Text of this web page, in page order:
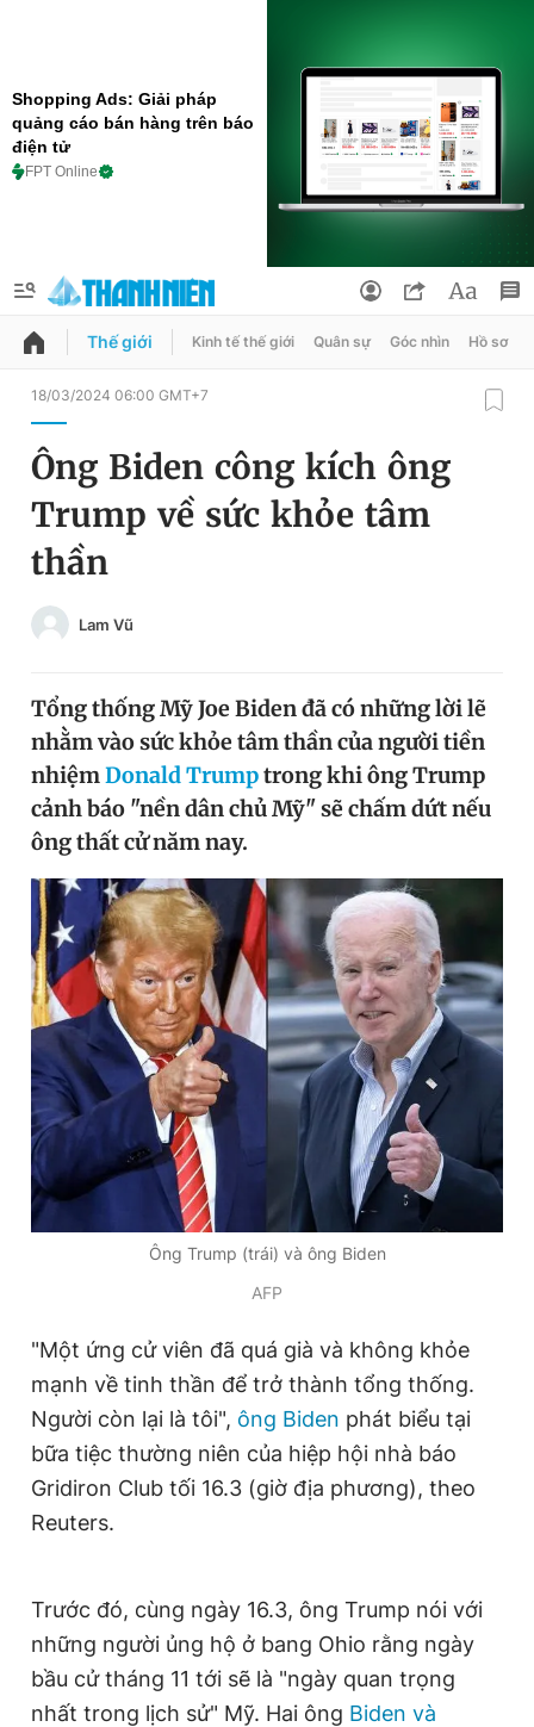
Shopping Ads: Giải pháp
quảng cáo bán hàng trên báo
điện tử
FPT Online
QUẢNG CÁO
Chuyên mục
Chuyên mục khác
Chào ngày mới
Tin thị trường
Video Magazine
Sản phẩm khác
Tiện ích Bạn cần biết
Thông tin tòa soạn Liên hệ quảng cáo
Đọc Thanh Niên trên điện thoại
Hotline
0906 645 777
Liên hệ quảng cáo
0908 780 404
Đặt báo Quảng cáo RSS Tòa soạn Chính sách bảo
Tổng biên tập: Nguyễn Ngọc Toàn
Phó tổng biên tập thường trực: Hải Thành
Giấy phép xuất bản số 110/GP - BTTTT cấp ngày 24.3.2020
© 2003-2026 Bản quyền thuộc về Báo Thanh Niên. Cấm sao
chép dưới mọi hình thức nếu không có sự chấp thuận bằng văn
bản. Phát triển bởi ePi Technologies, JSC.
Đổi mật khẩu
Tin đã lưu
Thế giới Kinh tế thế giới Quân sự Góc nhìn Hồ sơ
18/03/2024 06:00 GMT+7
Ông Biden công kích ông
Trump về sức khỏe tâm
thần
Lam Vũ
Tổng thống Mỹ Joe Biden đã có những lời lẽ
nhằm vào sức khỏe tâm thần của người tiền
nhiệmDonald Trumptrong khi ông Trump
cảnh báo "nền dân chủ Mỹ" sẽ chấm dứt nếu
ông thất cử năm nay.
Ông Trump (trái) và ông Biden
AFP
"Một ứng cử viên đã quá già và không khỏe
mạnh về tinh thần để trở thành tổng thống.
Người còn lại là tôi", ông Biden phát biểu tại
bữa tiệc thường niên của hiệp hội nhà báo
Gridiron Club tối 16.3 (giờ địa phương), theo
Reuters.
Trước đó, cùng ngày 16.3, ông Trump nói với
những người ủng hộ ở bang Ohio rằng ngày
bầu cử tháng 11 tới sẽ là "ngày quan trọng
nhất trong lịch sử" Mỹ. Hai ông Biden và